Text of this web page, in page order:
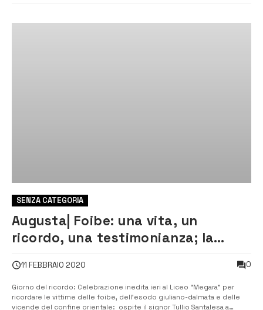
SENZA CATEGORIA
Augusta| Foibe: una vita, un
ricordo, una testimonianza; la
11 FEBBRAIO 2020 0
Giorno del ricordo: Celebrazione inedita ieri al Liceo “Megara” per
ricordare le vittime delle foibe, dell’esodo giuliano-dalmata e delle
vicende del confine orientale: ospite il signor Tullio Santalesa a